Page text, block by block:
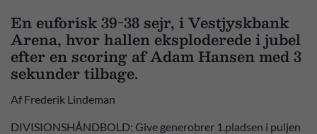
En euforisk 39-38 sejr, i Vestjyskbank
Arena, hvor hallen eksploderede i jubel
efter en scoring af Adam Hansen med 3
sekunder tilbage.
Af Frederik Lindeman
DIVISIONSHÅNDBOLD: Give generobrer 1.pladsen i puljen